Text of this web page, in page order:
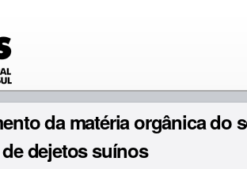
da matéria orgânica do
dejetos suínos